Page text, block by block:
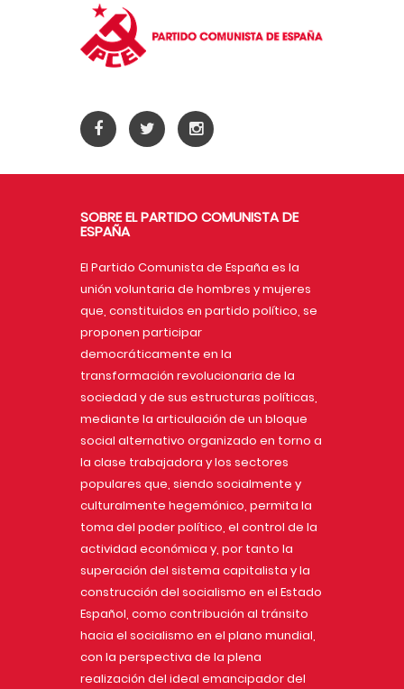
SOBRE EL PARTIDO COMUNISTA DE
ESPAÑA
El Partido Comunista de España es la
unión voluntaria de hombres y mujeres
que, constituidos en partido político, se
proponen participar
democráticamente en la
transformación revolucionaria de la
sociedad y de sus estructuras políticas,
mediante la articulación de un bloque
social alternativo organizado en torno a
la clase trabajadora y los sectores
populares que, siendo socialmente y
culturalmente hegemónico, permita la
toma del poder político, el control de la
actividad económica y, por tanto la
superación del sistema capitalista y la
construcción del socialismo en el Estado
Español, como contribución al tránsito
hacia el socialismo en el plano mundial,
con la perspectiva de la plena
realización del ideal emancipador del